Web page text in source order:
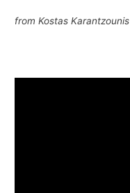
from Kostas Karantzounis